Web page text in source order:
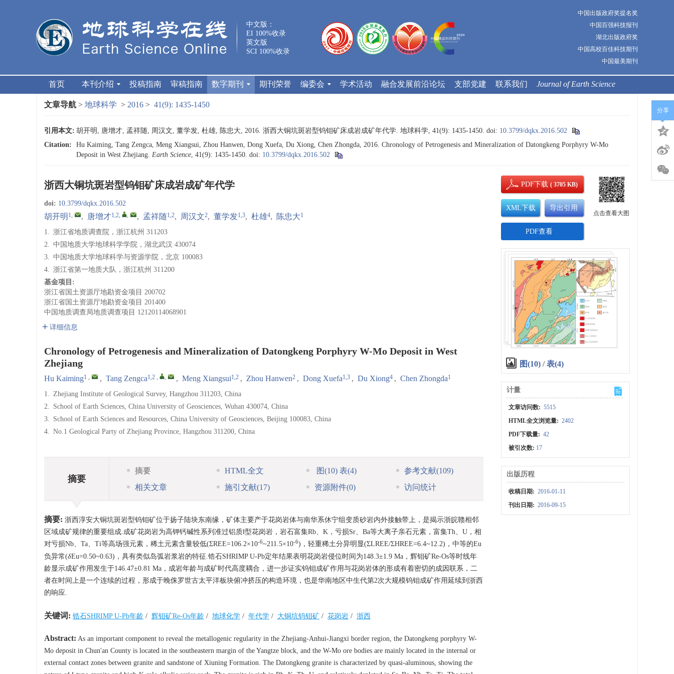
中文版：
EI 100%收录
英文版
SCI 100%收录
中国出版政府奖提名奖
中国百强科技报刊
湖北出版政府奖
中国高校百佳科技期刊
中国最美期刊
首页 本刊介绍 投稿指南 审稿指南 数字期刊 期刊荣誉 编委会 学术活动 融合发展前沿论坛 支部党建 联系我们 Journal of Earth Science
文章导航 > 地球科学 > 2016 > 41(9): 1435-1450
引用本文: 胡开明, 唐增才, 孟祥随, 周汉文, 董学发, 杜雄, 陈忠大, 2016. 浙西大铜坑斑岩型钨钼矿床成岩成矿年代学. 地球科学, 41(9): 1435-1450. doi: 10.3799/dqkx.2016.502
Citation:
Hu Kaiming, Tang Zengca, Meng Xiangsui, Zhou Hanwen, Dong Xuefa, Du Xiong, Chen Zhongda, 2016. Chronology of Petrogenesis and Mineralization of Datongkeng Porphyry W-Mo
Deposit in West Zhejiang. Earth Science, 41(9): 1435-1450. doi: 10.3799/dqkx.2016.502
浙西大铜坑斑岩型钨钼矿床成岩成矿年代学
doi: 10.3799/dqkx.2016.502
胡开明 1, , 唐增才1,2, , , 孟祥随1,2, 周汉文2, 董学发1,3, 杜雄4, 陈忠大1
1. 浙江省地质调查院，浙江杭州 311203
2. 中国地质大学地球科学学院，湖北武汉 430074
3. 中国地质大学地球科学与资源学院，北京 100083
4. 浙江省第一地质大队，浙江杭州 311200
基金项目:
浙江省国土资源厅地勘资金项目 200702
浙江省国土资源厅地勘资金项目 201400
中国地质调查局地质调查项目 12120114068901
详细信息
Chronology of Petrogenesis and Mineralization of Datongkeng Porphyry W-Mo Deposit in West
Zhejiang
Hu Kaiming1 , , Tang Zengca1,2 , , , Meng Xiangsui1,2 , Zhou Hanwen2 , Dong Xuefa1,3 , Du Xiong4 , Chen Zhongda1
1. Zhejiang Institute of Geological Survey, Hangzhou 311203, China
2. School of Earth Sciences, China University of Geosciences, Wuhan 430074, China
3. School of Earth Sciences and Resources, China University of Geosciences, Beijing 100083, China
4. No.1 Geological Party of Zhejiang Province, Hangzhou 311200, China
摘要
摘要 HTML全文 图(10) 表(4) 参考文献(109)
相关文章
施引文献(17) 资源附件(0) 访问统计
摘要: 浙西淳安大铜坑斑岩型钨钼矿位于扬子陆块东南缘，矿体主要产于花岗岩体与南华系休宁组变质砂岩内外接触带上，是揭示浙皖赣相邻
区域成矿规律的重要组成.成矿花岗岩为高钾钙碱性系列准过铝质Ⅰ型花岗岩，岩石富集Rb、K，亏损Sr、Ba等大离子亲石元素，富集Th、U，相
对亏损Nb、Ta、Ti等高场强元素，稀土元素含量较低(ΣREE=106.2×10-6~211.5×10-6)，轻重稀土分异明显(ΣLREE/ΣHREE=6.4~12.2)，中等的Eu
负异常(δEu=0.50~0.63)，具有类似岛弧岩浆岩的特征.锆石SHRIMP U-Pb定年结果表明花岗岩侵位时间为148.3±1.9 Ma，辉钼矿Re-Os等时线年
龄显示成矿作用发生于146.47±0.81 Ma，成岩年龄与成矿时代高度耦合，进一步证实钨钼成矿作用与花岗岩体的形成有着密切的成因联系，二
者在时间上是一个连续的过程，形成于晚侏罗世古太平洋板块俯冲挤压的构造环境，也是华南地区中生代第2次大规模钨钼成矿作用延续到浙西
的响应.
关键词: 锆石SHRIMP U-Pb年龄 / 辉钼矿Re-Os年龄 / 地球化学 / 年代学 / 大铜坑钨钼矿 / 花岗岩 / 浙西
Abstract: As an important component to reveal the metallogenic regularity in the Zhejiang-Anhui-Jiangxi border region, the Datongkeng porphyry W-
Mo deposit in Chun'an County is located in the southeastern margin of the Yangtze block, and the W-Mo ore bodies are mainly located in the internal or
external contact zones between granite and sandstone of Xiuning Formation. The Datongkeng granite is characterized by quasi-aluminous, showing the
PDF下载( 3705 KB)
XML下载 导出引用
PDF查看
点击查看大图
图(10) /表(4)
计量
文章访问数: 5515
HTML全文浏览量: 2402
PDF下载量: 42
被引次数: 17
出版历程
收稿日期: 2016-01-11
刊出日期: 2016-09-15
分享